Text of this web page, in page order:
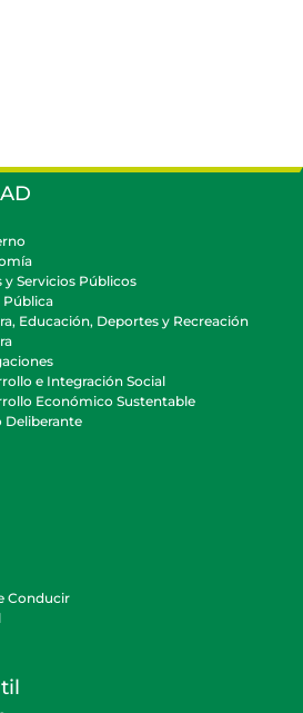
y Servicios Públicos
Pública
Educación, Deportes y Recreación
e Integración Social
Económico Sustentable
Deliberante
Conducir